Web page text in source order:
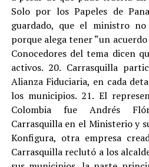
Solo por los Papeles de
guardado, que el ministro
porque alega tener “un
Conocedores del tema dicen
activos. 20. Carrasquilla
Alianza Fiduciaria, en cada
los municipios. 21. El
Colombia fue Andrés
Carrasquilla en el Ministerio y
Konfigura, otra empresa
Carrasquilla reclutó a los